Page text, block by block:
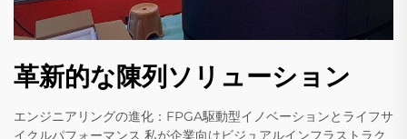
革新的な陳列ソリューション
エンジニアリングの進化：FPGA駆動型イノベーションとライフサ
イクルパフォーマンス 私が企業向けビジュアルインフラストラク